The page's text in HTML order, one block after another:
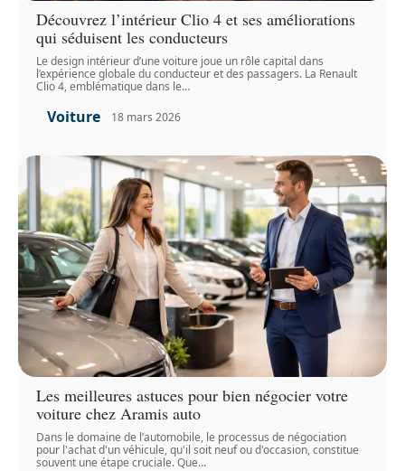
Découvrez l’intérieur Clio 4 et ses améliorations
qui séduisent les conducteurs
Le design intérieur d’une voiture joue un rôle capital dans
l’expérience globale du conducteur et des passagers. La Renault
Clio 4, emblématique dans le…
Voiture 18 mars 2026
Les meilleures astuces pour bien négocier votre
voiture chez Aramis auto
Dans le domaine de l’automobile, le processus de négociation
pour l'achat d'un véhicule, qu'il soit neuf ou d'occasion, constitue
souvent une étape cruciale. Que…